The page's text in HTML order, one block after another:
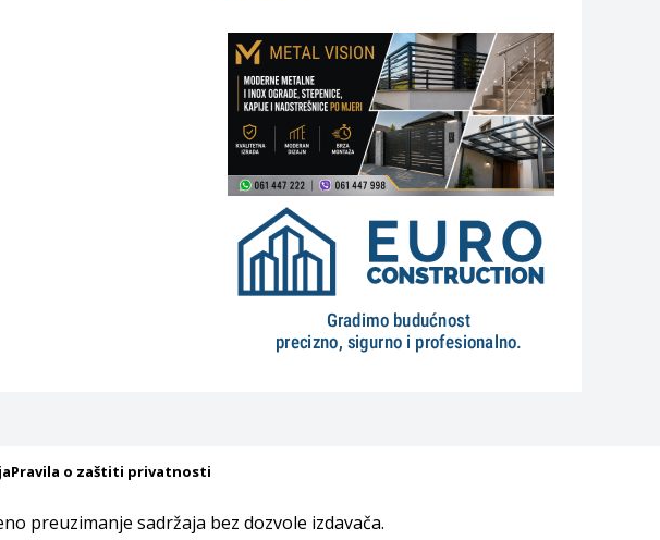
Pravila o zaštiti privatnosti
preuzimanje sadržaja bez dozvole izdavača.